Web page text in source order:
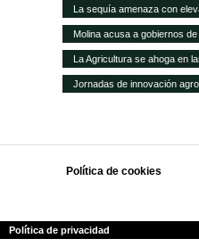
La sequía amenaza con
Molina acusa a gobiernos
La Agricultura se ahoga en
Jornadas de innovación
Política de cookies
Polí­tica de privacidad